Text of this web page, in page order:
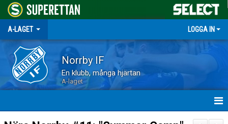
A-LAGET LOGGA IN
Norrby IF
En klubb, många hjärtan
A-laget
HEM